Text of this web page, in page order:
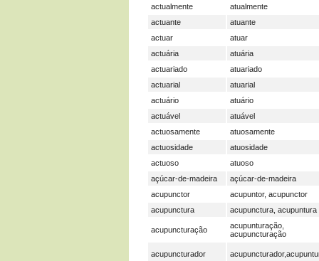
actualmente
atualmente
actuante
atuante
actuar
atuar
actuária
atuária
actuariado
atuariado
actuarial
atuarial
actuário
atuário
actuável
atuável
actuosamente
atuosamente
actuosidade
atuosidade
actuoso
atuoso
açúcar-de-madeira
açúcar-de-madeira
acupunctor
acupuntor, acupunctor
acupunctura
acupunctura, acupuntura
acupuncturação
acupunturação,
acupuncturação
acupuncturador